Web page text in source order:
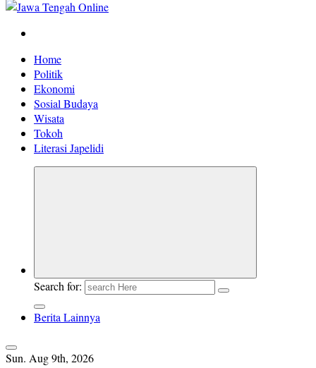
Berita Jawa Tengah Terbaru dan Terkini
Home
Politik
Ekonomi
Sosial Budaya
Wisata
Tokoh
Literasi Japelidi
Search for:
Berita Lainnya
Sun. Aug 9th, 2026